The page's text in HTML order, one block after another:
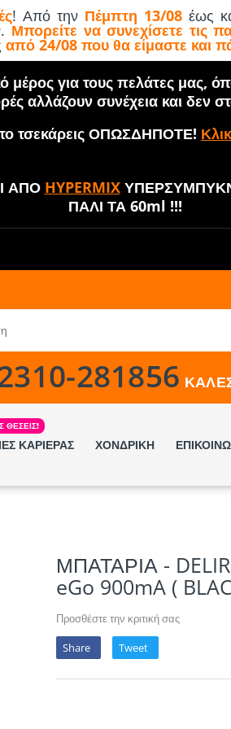
! Από την Πέμπτη 13/08 έως
Μπορείτε να συνεχίσετε τις
από 24/08 που θα είμαστε και
μέρος για τους πελάτες μας,
αλλάζουν συνέχεια και δεν
το τσεκάρεις ΟΠΩΣΔΗΠΟΤΕ!
ΑΠΟ HYPERMIX
ΠΑΛΙ ΤΑ 60ml !!!
281856
ΚΑΡΙΕΡΑΣ ΧΟΝΔΡΙΚΗ
ΜΠΑΤΑΡΙΑ -
eGo 900mA (
Προσθέστε την κριτική σας
Share
Tweet